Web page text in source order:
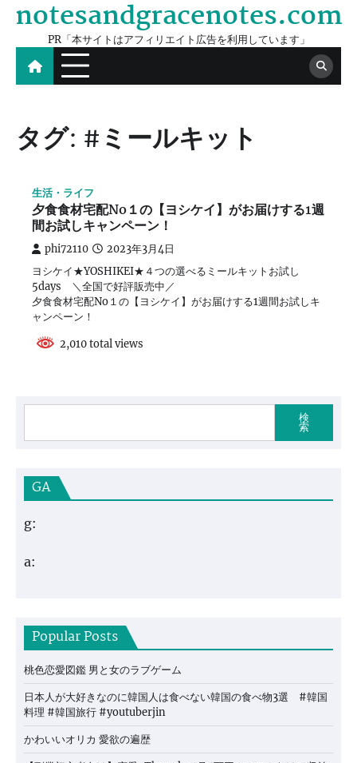
Skip
content
notesandgracenotes.com
PR「本サイトはアフィリエイト広告を利用しています」
タグ: #ミールキット
生活・ライフ
夕食食材宅配No１の【ヨシケイ】がお届けする1週
間お試しキャンペーン！
phi72110 2023年3月4日
ヨシケイ★YOSHIKEI★４つの選べるミールキットお試し
5days ＼全国で好評販売中／
夕食食材宅配No１の【ヨシケイ】がお届けする1週間お試しキ
ャンペーン！
2,010 total views
検
索
GA
g:
a:
Popular Posts
桃色恋愛図鑑 男と女のラブゲーム
日本人が大好きなのに韓国人は食べない韓国の食べ物3選 #韓国
料理 #韓国旅行 #youtuberjin
かわいいオリカ 愛欲の遍歴